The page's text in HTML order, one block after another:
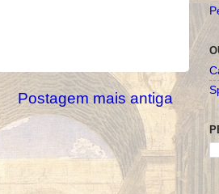
Postagem mais antiga